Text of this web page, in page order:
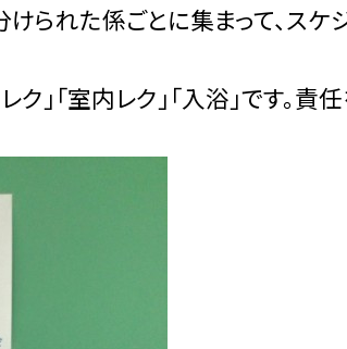
られた係ごとに集まって、ス
ク」「室内レク」「入浴」です。